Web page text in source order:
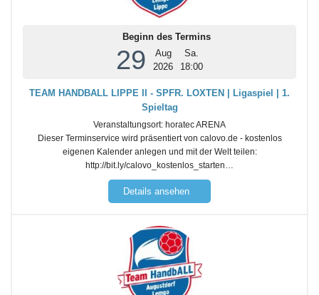
Beginn des Termins
29
Aug
2026
Sa.
18:00
TEAM HANDBALL LIPPE II - SPFR. LOXTEN | Ligaspiel | 1.
Spieltag
Veranstaltungsort: horatec ARENA
Dieser Terminservice wird präsentiert von calovo.de - kostenlos
eigenen Kalender anlegen und mit der Welt teilen:
http://bit.ly/calovo_kostenlos_starten…
Details ansehen